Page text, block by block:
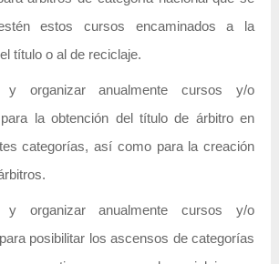
estos cursos encaminados a la
título o al de reciclaje.
y organizar anualmente cursos y/o
la obtención del título de árbitro en
categorías, así como para la creación
y organizar anualmente cursos y/o
posibilitar los ascensos de categorías